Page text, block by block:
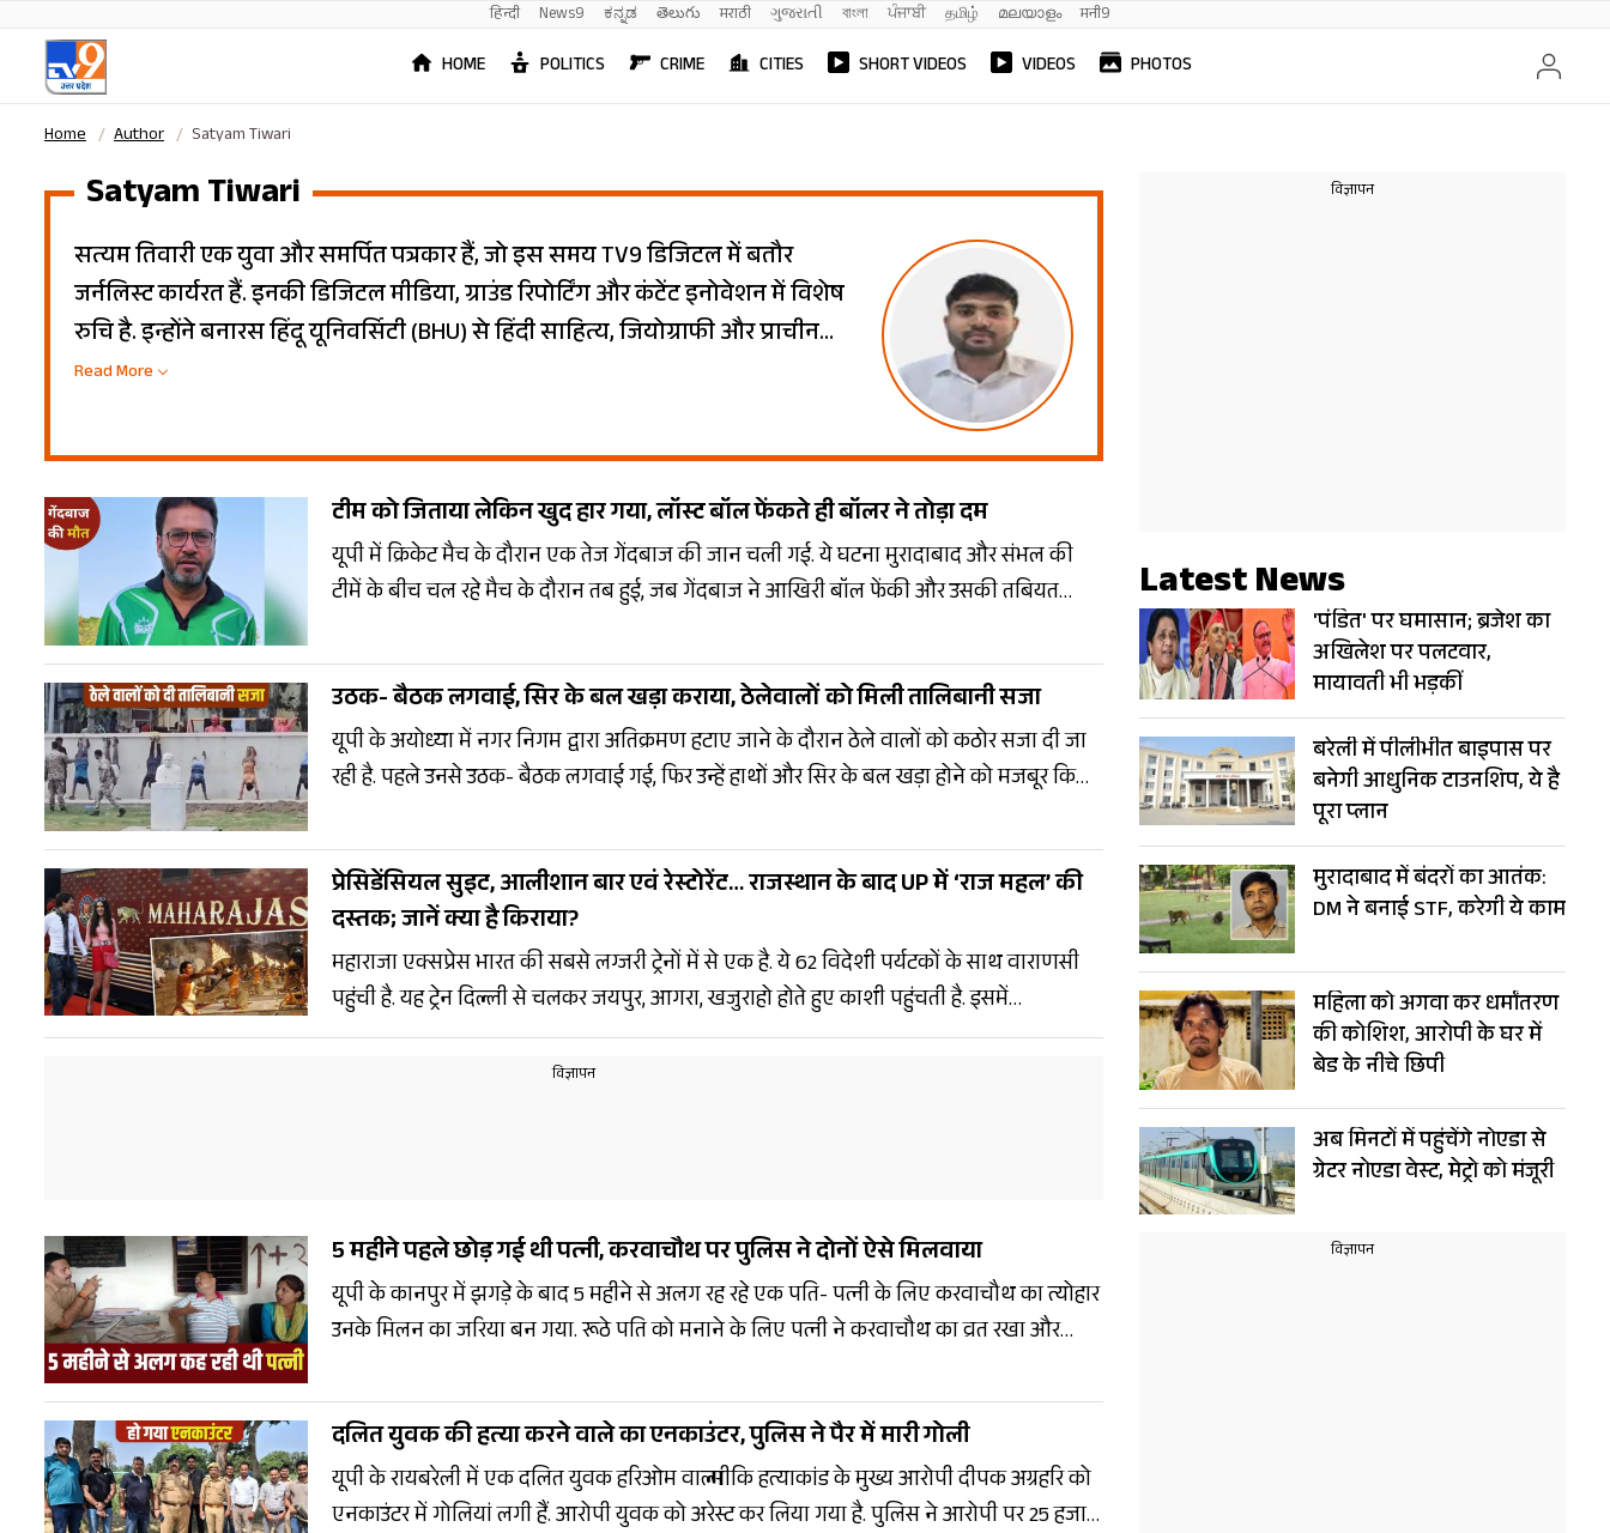
हिन्दी News9 ಕನ್ನಡ తెలుగు मराठी ગુજરાતી বাংলা ਪੰਜਾਬੀ தமிழ் മലയാളം मनी9
HOME POLITICS CRIME CITIES SHORT VIDEOS VIDEOS PHOTOS
Home Author Satyam Tiwari
Satyam Tiwari
सत्यम तिवारी एक युवा और समर्पित पत्रकार हैं, जो इस समय TV9 डिजिटल में बतौर
जर्नलिस्ट कार्यरत हैं. इनकी डिजिटल मीडिया, ग्राउंड रिपोर्टिंग और कंटेंट इनोवेशन में विशेष
रुचि है. इन्होंने बनारस हिंदू यूनिवर्सिटी (BHU) से हिंदी साहित्य, जियोग्राफी और प्राचीन
इतिहास में स्नातक किया. इसके बाद भारतीय जन संचार संस्थान (IIMC) से हिंदी पत्रकारिता
नई जगहों को जानने-घूमने, किताबें पढ़ने, ग्राउंड रिपोर्टिंग में नए विचारों को लाने में है.
Read More
टीम को जिताया लेकिन खुद हार गया, लॉस्ट बॉल फेंकते ही बॉलर ने तोड़ा दम
यूपी में क्रिकेट मैच के दौरान एक तेज गेंदबाज की जान चली गई. ये घटना मुरादाबाद और संभल की
टीमें के बीच चल रहे मैच के दौरान तब हुई, जब गेंदबाज ने आखिरी बॉल फेंकी और उसकी तबियत
उठक- बैठक लगवाई, सिर के बल खड़ा कराया, ठेलेवालों को मिली तालिबानी सजा
यूपी के अयोध्या में नगर निगम द्वारा अतिक्रमण हटाए जाने के दौरान ठेले वालों को कठोर सजा दी जा
रही है. पहले उनसे उठक- बैठक लगवाई गई, फिर उन्हें हाथों और सिर के बल खड़ा होने को मजबूर किया
प्रेसिडेंसियल सुइट, आलीशान बार एवं रेस्टोरेंट… राजस्थान के बाद UP में ‘राज महल’ की
दस्तक; जानें क्या है किराया?
महाराजा एक्सप्रेस भारत की सबसे लग्जरी ट्रेनों में से एक है. ये 62 विदेशी पर्यटकों के साथ वाराणसी
पहुंची है. यह ट्रेन दिल्ली से चलकर जयपुर, आगरा, खजुराहो होते हुए काशी पहुंचती है. इसमें
प्रेसिडेंशियल सुइट, आलीशान बार, रेस्टोरेंट और फाइव स्टार सुविधाएं मौजूद हैं. किराया 7.27 लाख से
22.18 लाख तक है. 'देखो अपना देश' अभियान के चलते काशी विदेशी पर्यटकों के लिए आकर्षण का
5 महीने पहले छोड़ गई थी पत्नी, करवाचौथ पर पुलिस ने दोनों ऐसे मिलवाया
यूपी के कानपुर में झगड़े के बाद 5 महीने से अलग रह रहे एक पति- पत्नी के लिए करवाचौथ का त्योहार
उनके मिलन का जरिया बन गया. रूठे पति को मनाने के लिए पत्नी ने करवाचौथ का व्रत रखा और
बना हुआ है.
दलित युवक की हत्या करने वाले का एनकाउंटर, पुलिस ने पैर में मारी गोली
यूपी के रायबरेली में एक दलित युवक हरिओम वाल्मीकि हत्याकांड के मुख्य आरोपी दीपक अग्रहरि को
एनकाउंटर में गोलियां लगी हैं. आरोपी युवक को अरेस्ट कर लिया गया है. पुलिस ने आरोपी पर 25 हजार
Latest News
'पंडित' पर घमासान; ब्रजेश का
अखिलेश पर पलटवार,
मायावती भी भड़कीं
बरेली में पीलीभीत बाइपास पर
बनेगी आधुनिक टाउनशिप, ये है
पूरा प्लान
मुरादाबाद में बंदरों का आतंक:
DM ने बनाई STF, करेगी ये काम
महिला को अगवा कर धर्मांतरण
की कोशिश, आरोपी के घर में
बेड के नीचे छिपी
अब मिनटों में पहुंचेंगे नोएडा से
ग्रेटर नोएडा वेस्ट, मेट्रो को मंजूरी